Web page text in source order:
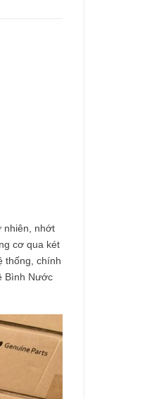
nhiên, nhớt
cơ qua két
thống, chính
Bình Nước